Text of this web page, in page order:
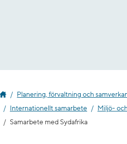
Planering, förvaltning och
Internationellt samarbete
Miljö-
Samarbete med Sydafrika